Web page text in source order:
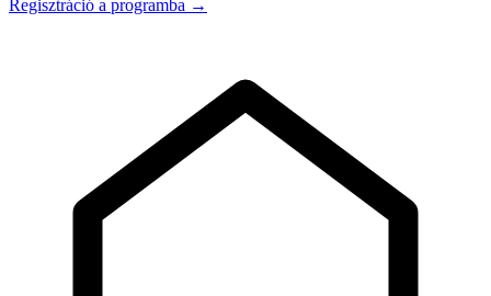
Regisztráció a programba →